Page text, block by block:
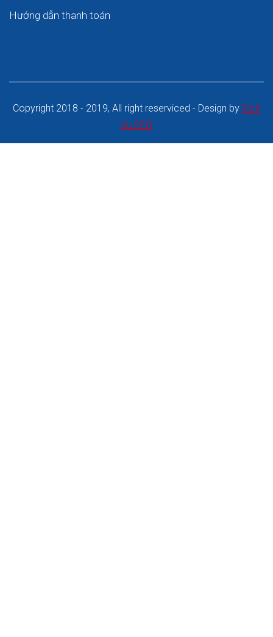
Hướng dẫn thanh toán
Copyright 2018 - 2019, All right reserviced - Design by Dich
Vu SEO